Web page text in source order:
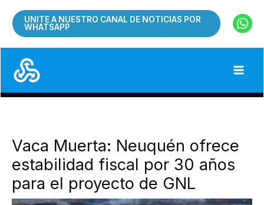
UNITE A NUESTRO CANAL DE NOTICIAS POR
WHATSAPP
Vaca Muerta: Neuquén ofrece
estabilidad fiscal por 30 años
para el proyecto de GNL